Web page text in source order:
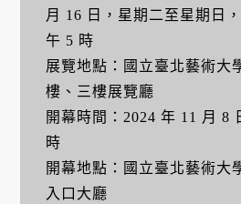
月 16 日，星期二至星期日
午 5 時
展覽地點：國立臺北藝術大
樓、三樓展覽廳
開幕時間：2024 年 11 月 8
時
開幕地點：國立臺北藝術大
入口大廳